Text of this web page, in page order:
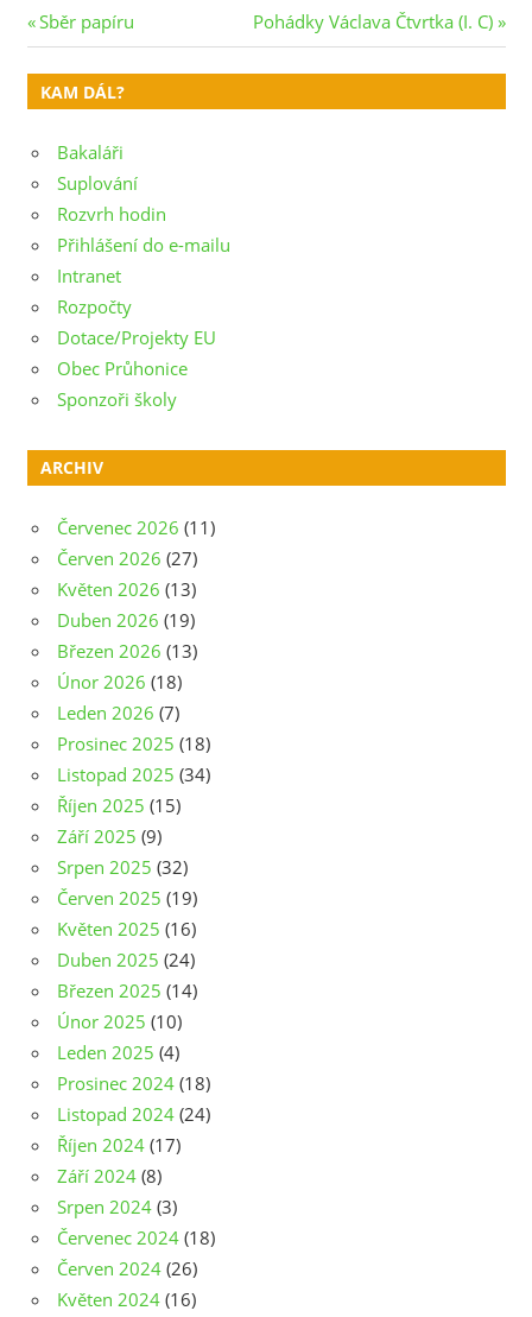
Navigace
pro
příspěvek
Previous
Post:
Sběr papíru
Next
Post:
Pohádky Václava Čtvrtka (I. C)
KAM DÁL?
Bakaláři
Suplování
Rozvrh hodin
Přihlášení do e-mailu
Intranet
Rozpočty
Dotace/Projekty EU
Obec Průhonice
Sponzoři školy
ARCHIV
Červenec 2026 (11)
Červen 2026 (27)
Květen 2026 (13)
Duben 2026 (19)
Březen 2026 (13)
Únor 2026 (18)
Leden 2026 (7)
Prosinec 2025 (18)
Listopad 2025 (34)
Říjen 2025 (15)
Září 2025 (9)
Srpen 2025 (32)
Červen 2025 (19)
Květen 2025 (16)
Duben 2025 (24)
Březen 2025 (14)
Únor 2025 (10)
Leden 2025 (4)
Prosinec 2024 (18)
Listopad 2024 (24)
Říjen 2024 (17)
Září 2024 (8)
Srpen 2024 (3)
Červenec 2024 (18)
Červen 2024 (26)
Květen 2024 (16)